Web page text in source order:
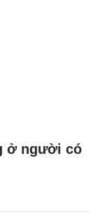
ở người có